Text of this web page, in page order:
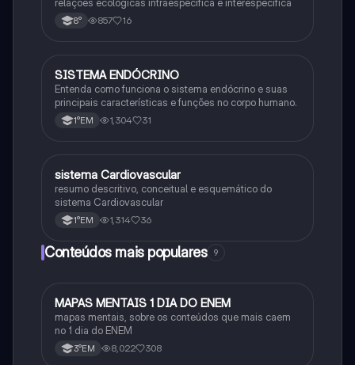
8° 857 16
Biologia
SISTEMA ENDÓCRINO
Entenda como funciona o sistema endócrino e suas
principais características e funções no corpo humano.
1°EM 1,304 31
Biologia
sistema Cardiovascular
resumo descritivo, conceitual e esquemático do
sistema Cardiovascular
1°EM 1,314 36
Conteúdos mais populares 9
Português
MAPAS MENTAIS 1 DIA DO ENEM
mapas mentais, sobre os conteúdos que mais caem
no 1 dia do ENEM
3°EM 8,022 308